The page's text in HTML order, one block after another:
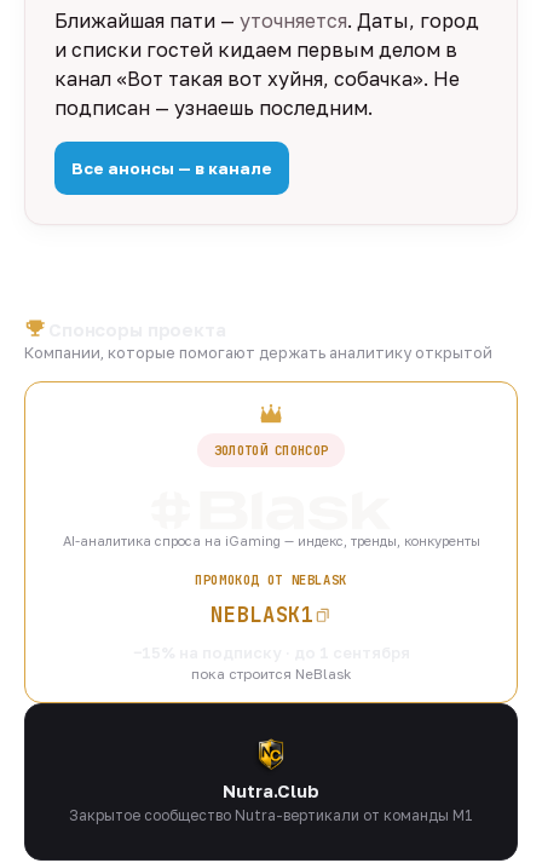
Ближайшая пати — уточняется. Даты, город
и списки гостей кидаем первым делом в
канал «Вот такая вот хуйня, собачка». Не
подписан — узнаешь последним.
Все анонсы — в канале
Компании, которые помогают держать аналитику открытой
ЗОЛОТОЙ СПОНСОР
AI-аналитика спроса на iGaming — индекс, тренды, конкуренты
ПРОМОКОД ОТ NEBLASK
NEBLASK1
пока строится NeBlask
Nutra.Club
Закрытое сообщество Nutra-вертикали от команды M1